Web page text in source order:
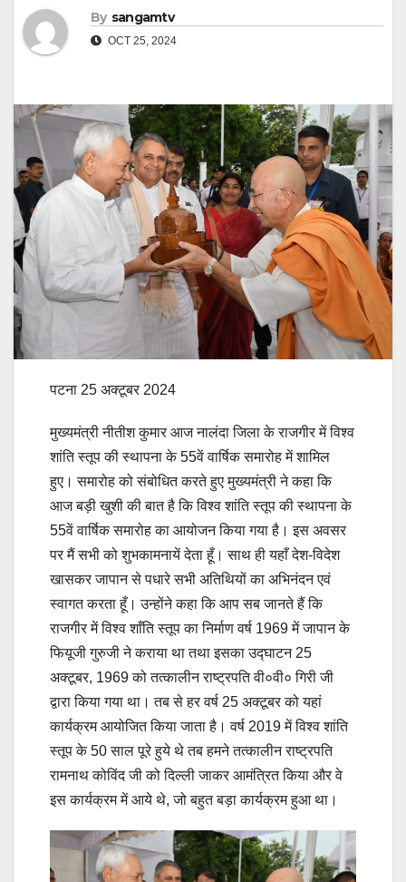
By sangamtv
OCT 25, 2024
पटना 25 अक्टूबर 2024
मुख्यमंत्री नीतीश कुमार आज नालंदा जिला के राजगीर में विश्व
शांति स्तूप की स्थापना के 55वें वार्षिक समारोह में शामिल
हुए। समारोह को संबोधित करते हुए मुख्यमंत्री ने कहा कि
आज बड़ी खुशी की बात है कि विश्व शांति स्तूप की स्थापना के
55वें वार्षिक समारोह का आयोजन किया गया है। इस अवसर
पर मैं सभी को शुभकामनायें देता हूँ। साथ ही यहाँ देश-विदेश
खासकर जापान से पधारे सभी अतिथियों का अभिनंदन एवं
स्वागत करता हूँ। उन्होंने कहा कि आप सब जानते हैं कि
राजगीर में विश्व शाँति स्तूप का निर्माण वर्ष 1969 में जापान के
फियूजी गुरुजी ने कराया था तथा इसका उद्घाटन 25
अक्टूबर, 1969 को तत्कालीन राष्ट्रपति वी०वी० गिरी जी
द्वारा किया गया था। तब से हर वर्ष 25 अक्टूबर को यहां
कार्यक्रम आयोजित किया जाता है। वर्ष 2019 में विश्व शांति
स्तूप के 50 साल पूरे हुये थे तब हमने तत्कालीन राष्ट्रपति
रामनाथ कोविंद जी को दिल्ली जाकर आमंत्रित किया और वे
इस कार्यक्रम में आये थे, जो बहुत बड़ा कार्यक्रम हुआ था।